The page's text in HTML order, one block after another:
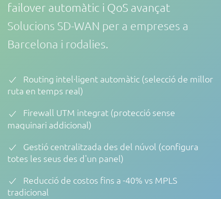
failover automàtic i QoS avançat
Solucions SD-WAN per a empreses a
Barcelona i rodalies.
Routing intel·ligent automàtic (selecció de millor
ruta en temps real)
Firewall UTM integrat (protecció sense
maquinari addicional)
Gestió centralitzada des del núvol (configura
totes les seus des d'un panel)
Reducció de costos fins a -40% vs MPLS
tradicional